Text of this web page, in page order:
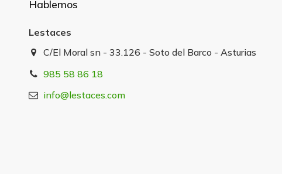
Hablemos
Lestaces
C/El Moral sn - 33.126 - Soto del Barco - Asturias
985 58 86 18
info@lestaces.com